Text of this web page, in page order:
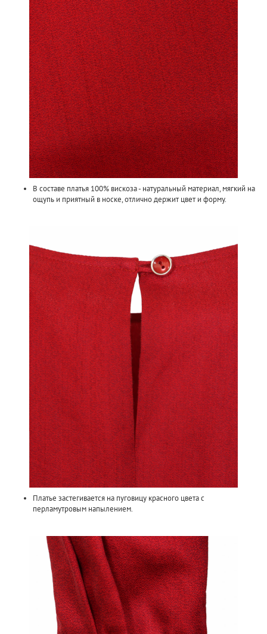
В составе платья 100% вискоза - натуральный материал, мягкий на
ощупь и приятный в носке, отлично держит цвет и форму.
Платье застегивается на пуговицу красного цвета с
перламутровым напылением.